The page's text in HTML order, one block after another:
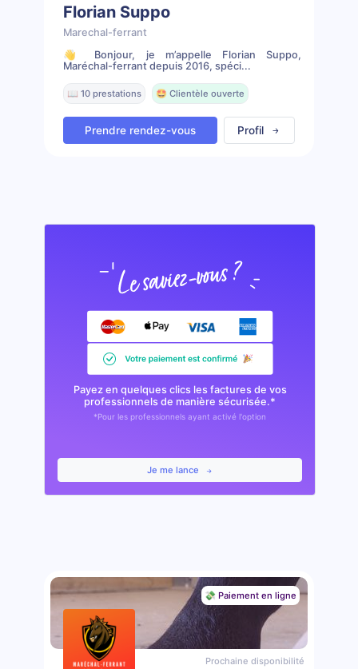
Florian Suppo
Marechal-ferrant
👋 Bonjour, je m’appelle Florian Suppo,
Maréchal-ferrant depuis 2016, spéci...
📖 10 prestations 🤩 Clientèle ouverte
Prendre rendez-vous Profil
Payez en quelques clics les factures de vos
professionnels de manière sécurisée.*
*Pour les professionnels ayant activé l'option
Je me lance
💸 Paiement en ligne
Prochaine disponibilité